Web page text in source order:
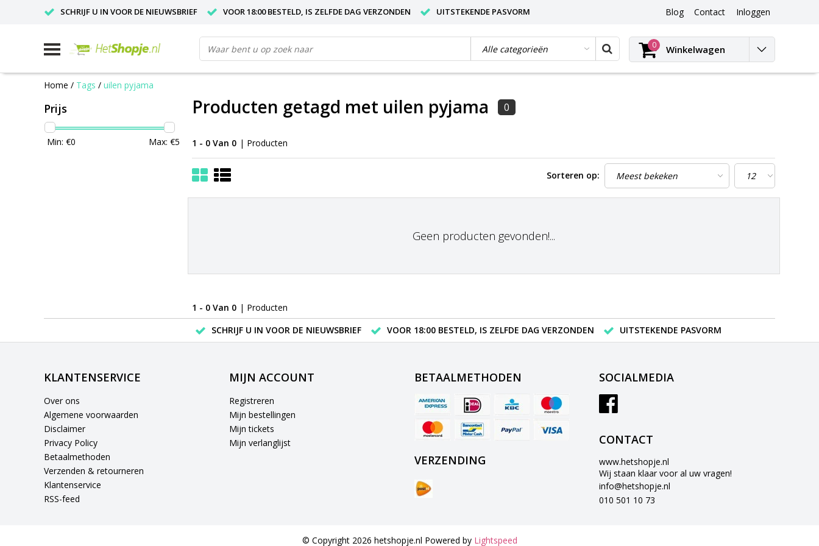
SCHRIJF U IN VOOR DE NIEUWSBRIEF VOOR 18:00 BESTELD, IS ZELFDE DAG VERZONDEN UITSTEKENDE PASVORM Blog
Blog
Contact Inloggen
0 Winkelwagen
Home / Tags / uilen pyjama
Prijs
Min: €0 Max: €5
Producten getagd met uilen pyjama 0
1 - 0 Van 0 | Producten
Sorteren op:
Geen producten gevonden!...
1 - 0 Van 0 | Producten
SCHRIJF U IN VOOR DE NIEUWSBRIEF
VOOR 18:00 BESTELD, IS ZELFDE DAG VERZONDEN UITSTEKENDE PASVORM
KLANTENSERVICE
Over ons
Algemene voorwaarden
Disclaimer
Privacy Policy
Betaalmethoden
Verzenden & retourneren
Klantenservice
RSS-feed
MIJN ACCOUNT
Registreren
Mijn bestellingen
Mijn tickets
Mijn verlanglijst
BETAALMETHODEN
VERZENDING
SOCIALMEDIA
CONTACT
www.hetshopje.nl
Wij staan klaar voor al uw vragen!
info@hetshopje.nl
010 501 10 73
© Copyright 2026 hetshopje.nl Powered by Lightspeed